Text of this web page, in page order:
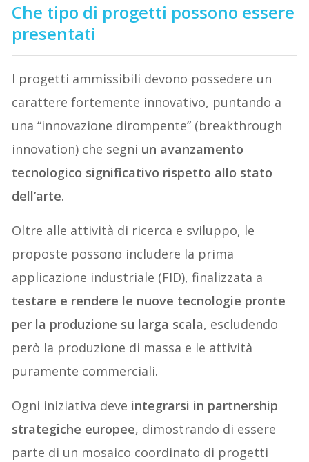
Che tipo di progetti possono essere
presentati
I progetti ammissibili devono possedere un
carattere fortemente innovativo, puntando a
una “innovazione dirompente” (breakthrough
innovation) che segni un avanzamento
tecnologico significativo rispetto allo stato
dell’arte.
Oltre alle attività di ricerca e sviluppo, le
proposte possono includere la prima
applicazione industriale (FID), finalizzata a
testare e rendere le nuove tecnologie pronte
per la produzione su larga scala, escludendo
però la produzione di massa e le attività
puramente commerciali.
Ogni iniziativa deve integrarsi in partnership
strategiche europee, dimostrando di essere
parte di un mosaico coordinato di progetti